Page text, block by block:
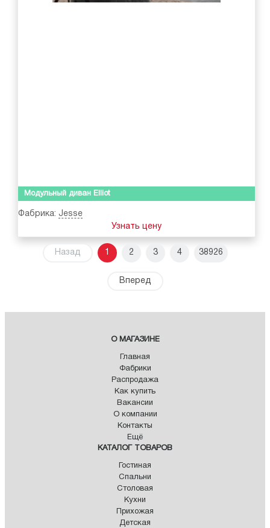
Модульный диван Elliot
Фабрика: Jesse
Узнать цену
Назад 1 2 3 4 38926
Вперед
О МАГАЗИНЕ
Главная
Фабрики
Распродажа
Как купить
Вакансии
О компании
Контакты
Ещё
КАТАЛОГ ТОВАРОВ
Гостиная
Спальни
Столовая
Кухни
Прихожая
Детская